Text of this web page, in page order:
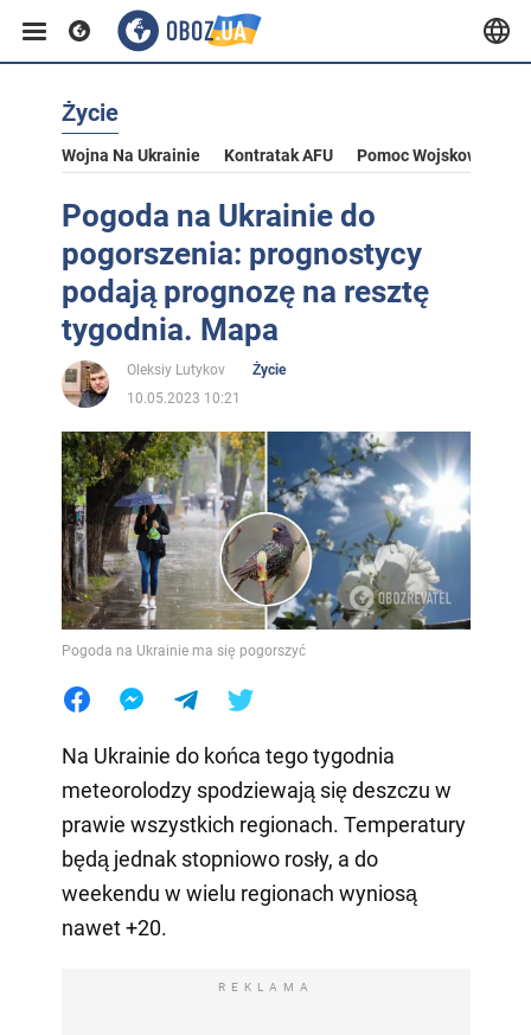
Życie
Wojna Na Ukrainie Kontratak AFU Pomoc Wojskowa Dla
Pogoda na Ukrainie do
pogorszenia: prognostycy
podają prognozę na resztę
tygodnia. Mapa
Oleksiy Lutykov
Życie
10.05.2023 10:21
Pogoda na Ukrainie ma się pogorszyć
Na Ukrainie do końca tego tygodnia
meteorolodzy spodziewają się deszczu w
prawie wszystkich regionach. Temperatury
będą jednak stopniowo rosły, a do
weekendu w wielu regionach wyniosą
nawet +20.
REKLAMA